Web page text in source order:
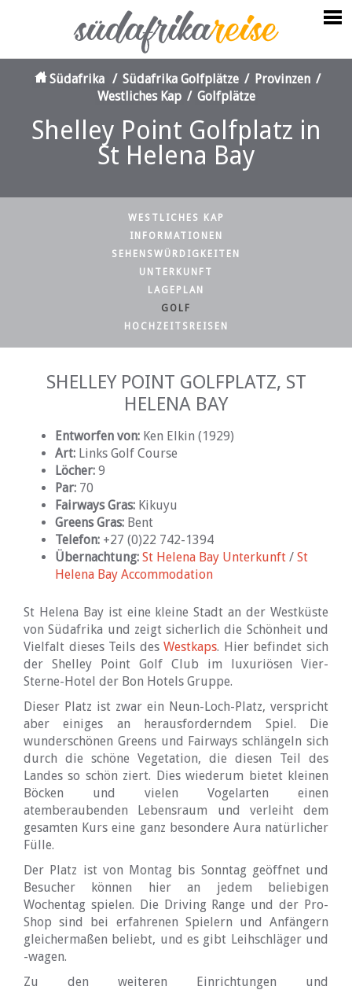
Shelley Point Golfplatz in
St Helena Bay
Südafrika / Südafrika Golfplätze / Provinzen /
Westliches Kap / Golfplätze
WESTLICHES KAP
INFORMATIONEN
SEHENSWÜRDIGKEITEN
UNTERKUNFT
LAGEPLAN
GOLF
HOCHZEITSREISEN
SHELLEY POINT GOLFPLATZ, ST
HELENA BAY
Entworfen von: Ken Elkin (1929)
Art: Links Golf Course
Löcher: 9
Par: 70
Fairways Gras: Kikuyu
Greens Gras: Bent
Telefon: +27 (0)22 742-1394
Übernachtung: St Helena Bay Unterkunft / St
Helena Bay Accommodation
St Helena Bay ist eine kleine Stadt an der Westküste
von Südafrika und zeigt sicherlich die Schönheit und
Vielfalt dieses Teils desWestkaps. Hier befindet sich
der Shelley Point Golf Club im luxuriösen Vier-
Sterne-Hotel der Bon Hotels Gruppe.
Dieser Platz ist zwar ein Neun-Loch-Platz, verspricht
aber einiges an herausforderndem Spiel. Die
wunderschönen Greens und Fairways schlängeln sich
durch die schöne Vegetation, die diesen Teil des
Landes so schön ziert. Dies wiederum bietet kleinen
Böcken und vielen Vogelarten einen
atemberaubenden Lebensraum und verleiht dem
gesamten Kurs eine ganz besondere Aura natürlicher
Fülle.
Der Platz ist von Montag bis Sonntag geöffnet und
Besucher können hier an jedem beliebigen
Wochentag spielen. Die Driving Range und der Pro-
Shop sind bei erfahrenen Spielern und Anfängern
gleichermaßen beliebt, und es gibt Leihschläger und
-wagen.
Zu den weiteren Einrichtungen und